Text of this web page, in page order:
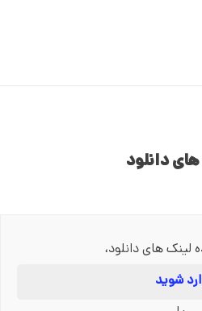
دانلود
لینک های دانلود،
شوید